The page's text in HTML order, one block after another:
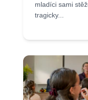
mladíci sami
tragicky...